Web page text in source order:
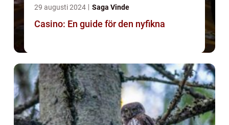
29 augusti 2024 Saga Vinde
Casino: En guide för den nyfikna